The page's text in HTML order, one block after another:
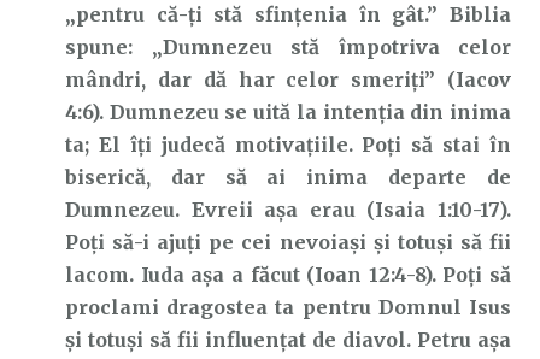
„pentru că-ţi stă sfinţenia în gât.” Biblia
spune: „Dumnezeu stă împotriva celor
mândri, dar dă har celor smeriți” (Iacov
4:6). Dumnezeu se uită la intenția din inima
ta; El îți judecă motivațiile. Poți să stai în
biserică, dar să ai inima departe de
Dumnezeu. Evreii așa erau (Isaia 1:10-17).
Poți să-i ajuți pe cei nevoiași și totuși să fii
lacom. Iuda așa a făcut (Ioan 12:4-8). Poți să
proclami dragostea ta pentru Domnul Isus
și totuși să fii influențat de diavol. Petru așa